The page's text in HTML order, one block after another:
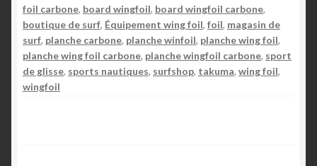
w
i
n
g
foil carbone, board wingfoil, board wingfoil carbone,
boutique de surf, Équipement wing foil, foil, magasin de
surf, planche carbone, planche winfoil, planche wing foil,
planche wing foil carbone, planche wingfoil carbone, sport
de glisse, sports nautiques, surfshop, takuma, wing foil,
wingfoil